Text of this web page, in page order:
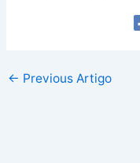
← Previous Artigo